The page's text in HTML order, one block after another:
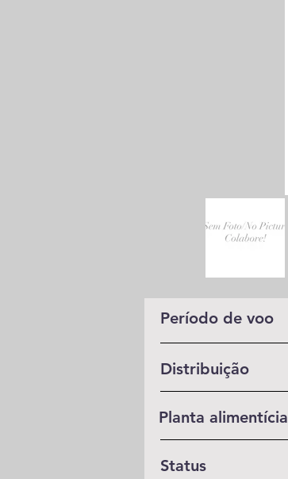
Período de voo
Distribuição
Planta alimentícia
Status